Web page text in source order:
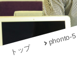
トップ
phonto-5